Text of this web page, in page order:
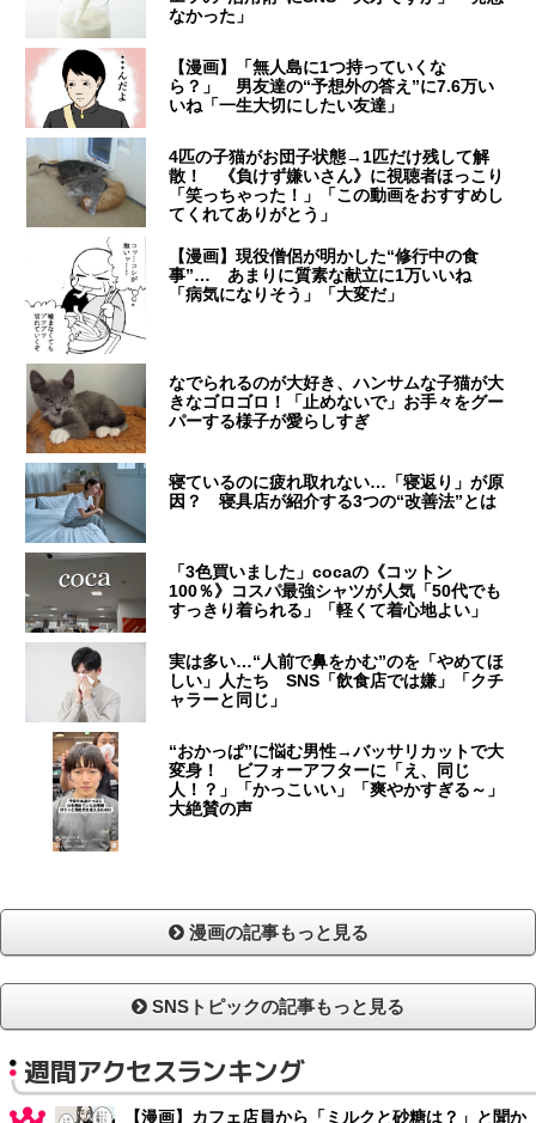
なかった」
【漫画】「無人島に1つ持っていくな
ら？」 男友達の“予想外の答え”に7.6万い
いね「一生大切にしたい友達」
4匹の子猫がお団子状態→1匹だけ残して解
散！ 《負けず嫌いさん》に視聴者ほっこり
「笑っちゃった！」「この動画をおすすめし
てくれてありがとう」
【漫画】現役僧侶が明かした“修行中の食
事”… あまりに質素な献立に1万いいね
「病気になりそう」「大変だ」
なでられるのが大好き、ハンサムな子猫が大
きなゴロゴロ！「止めないで」お手々をグー
パーする様子が愛らしすぎ
寝ているのに疲れ取れない…「寝返り」が原
因？ 寝具店が紹介する3つの“改善法”とは
「3色買いました」cocaの《コットン
100％》コスパ最強シャツが人気「50代でも
すっきり着られる」「軽くて着心地よい」
実は多い…“人前で鼻をかむ”のを「やめてほ
しい」人たち SNS「飲食店では嫌」「クチ
ャラーと同じ」
“おかっぱ”に悩む男性→バッサリカットで大
変身！ ビフォーアフターに「え、同じ
人！？」「かっこいい」「爽やかすぎる～」
大絶賛の声
漫画の記事もっと見る
SNSトピックの記事もっと見る
週間アクセスランキング
【漫画】カフェ店員から「ミルクと砂糖は？」と聞か